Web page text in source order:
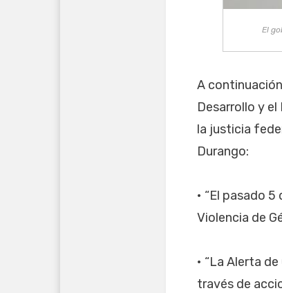
El
A
Desarrollo y
la justicia
Durango:
• “El pasado
Violencia de
• “La Alerta
través de